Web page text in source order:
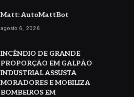
Matt: AutoMattBot
agosto 6, 2026
INCÊNDIO DE GRANDE
PROPORÇÃO EM GALPÃO
INDUSTRIAL ASSUSTA
MORADORES E MOBILIZA
BOMBEIROS EM